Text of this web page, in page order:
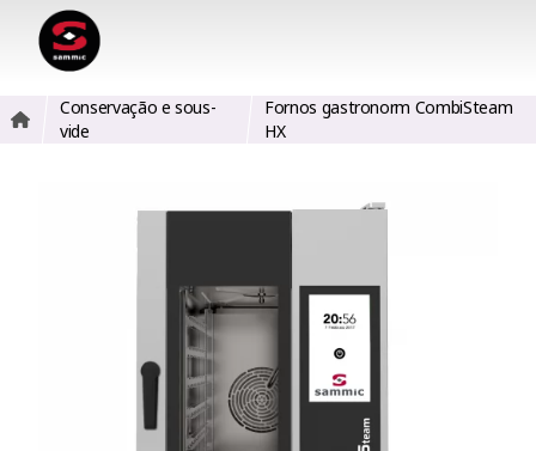
Conservação e sous-
vide
Fornos gastronorm CombiSteam
HX